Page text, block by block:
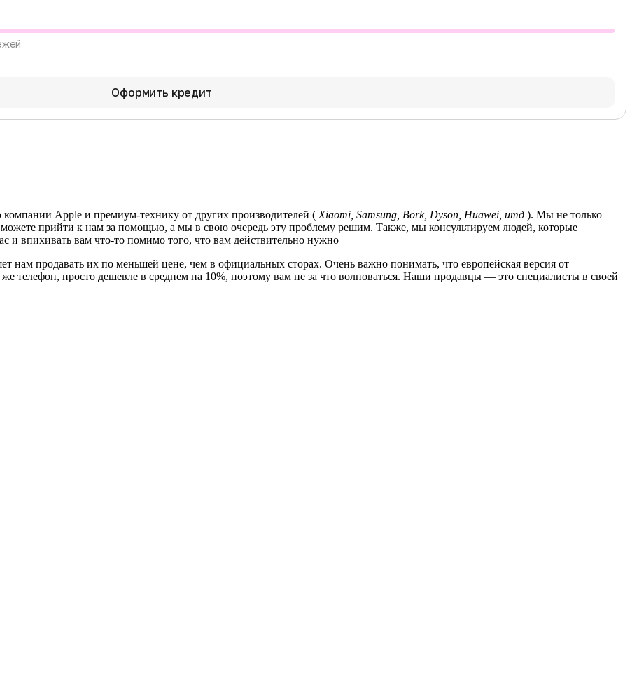
Оформить кредит
Apple и премиум-технику от других производителей ( Xiaomi, Samsung, Bork, Dyson, Huawei, итд ). Мы не только
прийти к нам за помощью, а мы в свою очередь эту проблему решим. Также, мы консультируем людей, которые
и впихивать вам что-то помимо того, что вам действительно нужно
нам продавать их по меньшей цене, чем в официальных сторах. Очень важно понимать, что европейская версия от
телефон, просто дешевле в среднем на 10%, поэтому вам не за что волноваться. Наши продавцы — это специалисты в своей